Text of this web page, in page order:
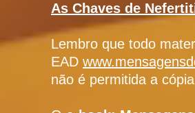
As Chaves de
Lembro que todo
EAD
não é permitida a